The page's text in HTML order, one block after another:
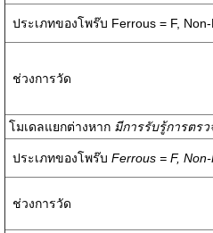
ประเภทของโพร๊บ Ferrous = F,
ช่วงการวัด
โมเดลแยกต่างหาก มีการรับรู้การตร
ประเภทของโพร๊บ Ferrous = F,
ช่วงการวัด